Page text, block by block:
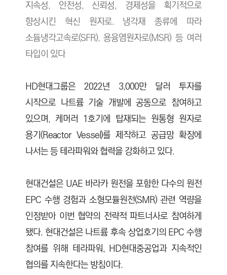
지속성, 안전성, 신뢰성, 경제성을 획기적으로
향상시킨 혁신 원자로. 냉각재 종류에 따라
소듐냉각고속로(SFR), 용융염원자로(MSR) 등 여러
타입이 있다
HD현대그룹은 2022년 3,000만 달러 투자를
시작으로 나트륨 기술 개발에 공동으로 참여하고
있으며, 케머러 1호기에 탑재되는 원통형 원자로
용기(Reactor Vessel)를 제작하고 공급망 확장에
나서는 등 테라파워와 협력을 강화하고 있다.
현대건설은 UAE 바라카 원전을 포함한 다수의 원전
EPC 수행 경험과 소형모듈원전(SMR) 관련 역량을
인정받아 이번 협약의 전략적 파트너사로 참여하게
됐다. 현대건설은 나트륨 후속 상업호기의 EPC 수행
참여를 위해 테라파워, HD현대중공업과 지속적인
협의를 지속한다는 방침이다.